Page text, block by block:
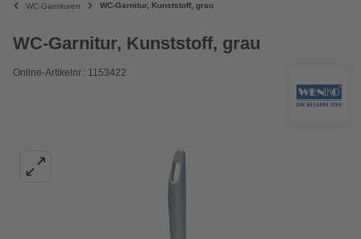
WC-Garnituren WC-Garnitur, Kunststoff, grau
WC-Garnitur, Kunststoff, grau
Online-Artikelnr.: 1153422